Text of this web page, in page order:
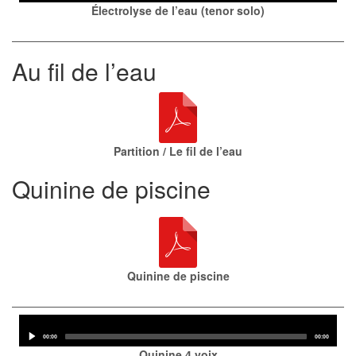
Électrolyse de l’eau (tenor solo)
Au fil de l’eau
Partition / Le fil de l’eau
Quinine de piscine
Quinine de piscine
Player
Current
00:00
Total
00:00